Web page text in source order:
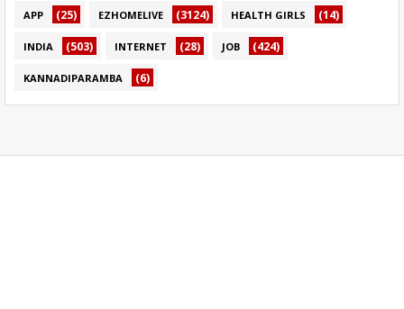
APP (25) EZHOMELIVE (3124) HEALTH GIRLS (14)
INDIA (503) INTERNET (28) JOB (424)
KANNADIPARAMBA (6)